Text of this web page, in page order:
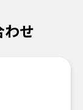
わせ